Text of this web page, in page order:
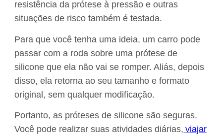
resistência da prótese à pressão e outras
situações de risco também é testada.
Para que você tenha uma ideia, um carro pode
passar com a roda sobre uma prótese de
silicone que ela não vai se romper. Aliás, depois
disso, ela retorna ao seu tamanho e formato
original, sem qualquer modificação.
Portanto, as próteses de silicone são seguras.
Você pode realizar suas atividades diárias, viajar